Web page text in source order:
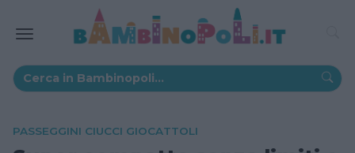
PASSEGGINI CIUCCI GIOCATTOLI